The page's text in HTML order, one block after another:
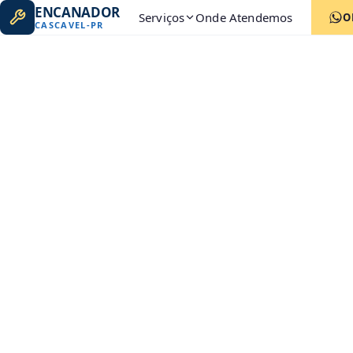
ENCANADOR
CASCAVEL-PR Serviços Onde Atendemos